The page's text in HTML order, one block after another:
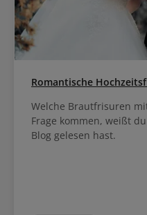
Romantische
Welche Brautfrisuren
Frage kommen, weißt
Blog gelesen hast.